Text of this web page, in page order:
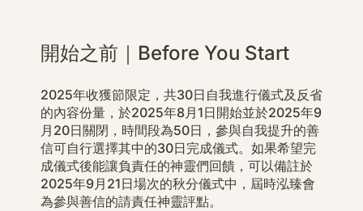
開始之前｜Before You Start
2025年收獲節限定，共30日自我進行儀式及反省
的內容份量，於2025年8月1日開始並於2025年9
月20日關閉，時間段為50日，參與自我提升的善
信可自行選擇其中的30日完成儀式。如果希望完
成儀式後能讓負責任的神靈們回饋，可以備註於
2025年9月21日場次的秋分儀式中，屆時泓臻會
為參與善信的請責任神靈評點。